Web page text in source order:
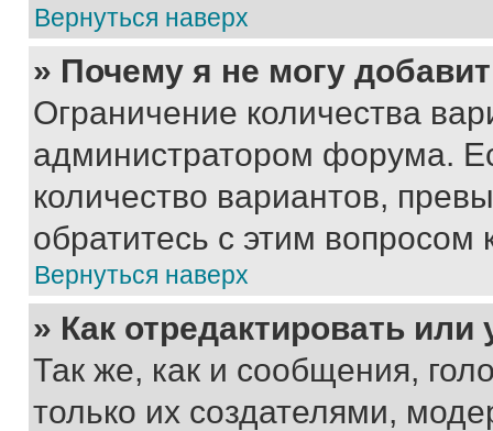
Вернуться наверх
» Почему я не могу
Ограничение количества
администратором форума.
количество вариантов,
обратитесь с этим вопросом
Вернуться наверх
» Как отредактировать
Так же, как и сообщения,
только их создателями,